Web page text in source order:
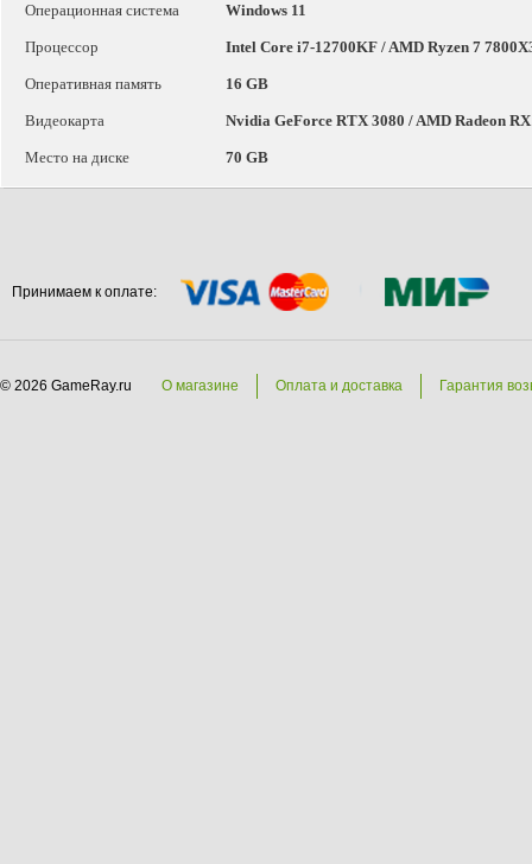
Операционная система
Windows 11
Процессор Intel Core i7-12700KF / AMD Ryzen 7
Оперативная память 16 GB
Видеокарта Nvidia GeForce RTX 3080 / AMD Radeon
Место на диске 70 GB
Принимаем к оплате:
© 2026 GameRay.ru О магазине Оплата и доставка Гарантия